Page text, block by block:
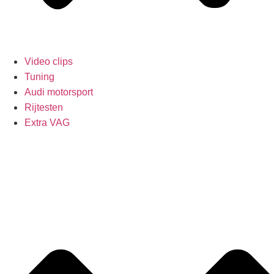
Video clips
Tuning
Audi motorsport
Rijtesten
Extra VAG